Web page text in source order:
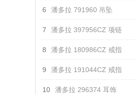
6 潘多拉 791960 吊坠
7 潘多拉 397956CZ 项链
8 潘多拉 180986CZ 戒指
9 潘多拉 191044CZ 戒指
10 潘多拉 296374 耳饰